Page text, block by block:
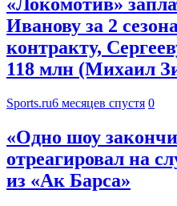
Иванову за 2
контракту,
118 млн (Михаил
Sports.ru6 месяцев спустя 0
«Одно шоу
отреагировал на
из «Ак Барса»